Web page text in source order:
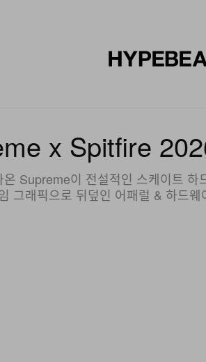
x Spitfire
Supreme이 전설적인 스케이트
그래픽으로 뒤덮인 어패럴 & 하드